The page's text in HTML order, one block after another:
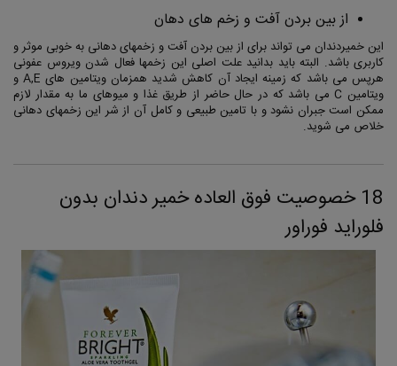
از بین بردن آفت و زخم های دهان
این خمیردندان می تواند برای از بین بردن آفت و زخمهای دهانی به خوبی موثر و
کاربری باشد. البته باید بدانید علت اصلی این زخمها فعال شدن ویروس عفونی
هرپس می باشد که زمینه ایجاد آن کاهش شدید همزمان ویتامین های A,E و
ویتامین C می باشد که در حال حاضر از طریق غذا و میوهای ما به مقدار لازم
ممکن است جبران نشود و با تامین طبیعی و کامل آن از شر این زخمهای دهانی
خلاص می شوید.
18 خصوصیت فوق العاده خمیر دندان بدون
فلوراید فوراور